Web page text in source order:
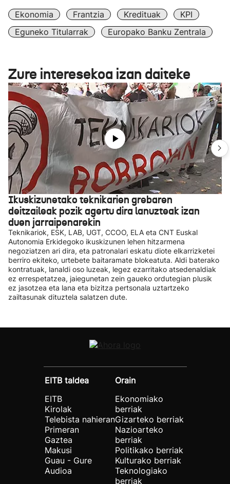
Ekonomia Frantzia Kredituak
KPI
Eguneko Titularrak
Europako Banku Zentrala
Zure interesekoa izan daiteke
Ikuskizunetako teknikarien grebaren
deitzaileak pozik agertu dira lanuzteak izan
duen jarraipenarekin
Teknikariok, ESK, LAB, UGT, CCOO, ELA eta CNT Euskal
Autonomia Erkidegoko ikuskizunen lehen hitzarmena
negoziatzen ari dira, eta patronalari eskatu diote elkarrizketei
berriro ekiteko, urtebete baitaramate blokeatuta. Aldi baterako
kontratuak, lanaldi oso luzeak, legez ezarritako atsedenaldiak
ez errespetatzea, jaiegunetan zein gaueko ordutegian plusik
ez jasotzea eta lana eta bizitza pertsonala uztartzeko
zailtasunak dituztela salatzen dute.
EITB taldea
EITB
Kirolak
Telebista nahieran
Primeran
Gaztea
Makusi
Guau - Gure
Audioa
Orain
Ekonomiako
berriak
Gizarteko berriak
Nazioarteko
berriak
Politikako berriak
Kulturako berriak
Teknologiako
berriak